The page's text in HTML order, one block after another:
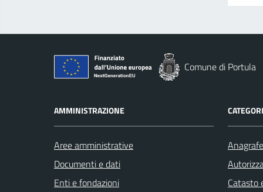
Comune di Portula
AMMINISTRAZIONE
Aree amministrative
Documenti e dati
Enti e fondazioni
Catasto